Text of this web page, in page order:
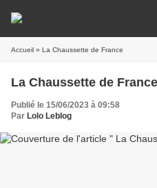
Accueil » La Chaussette de France
La Chaussette de France
Publié le 15/06/2023 à 09:58
Par Lolo Leblog